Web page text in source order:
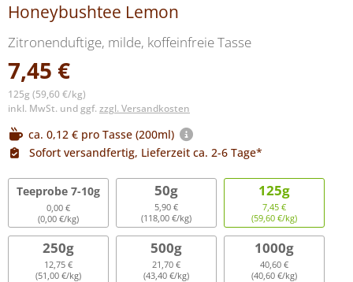
Honeybushtee Lemon
Zitronenduftige, milde, koffeinfreie Tasse
7,45 €
125g (59,60 €/kg)
inkl. MwSt. und ggf. zzgl. Versandkosten
ca. 0,12 € pro Tasse (200ml)
Sofort versandfertig, Lieferzeit ca. 2-6 Tage*
Teeprobe 7-10g
0,00 €
(0,00 €/kg)
50g
5,90 €
(118,00 €/kg)
125g
7,45 €
(59,60 €/kg)
250g
12,75 €
(51,00 €/kg)
500g
21,70 €
(43,40 €/kg)
1000g
40,60 €
(40,60 €/kg)